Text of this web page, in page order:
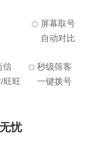
屏幕取号
自动对比
信
旺旺
秒级筛客
一键拨号
忧